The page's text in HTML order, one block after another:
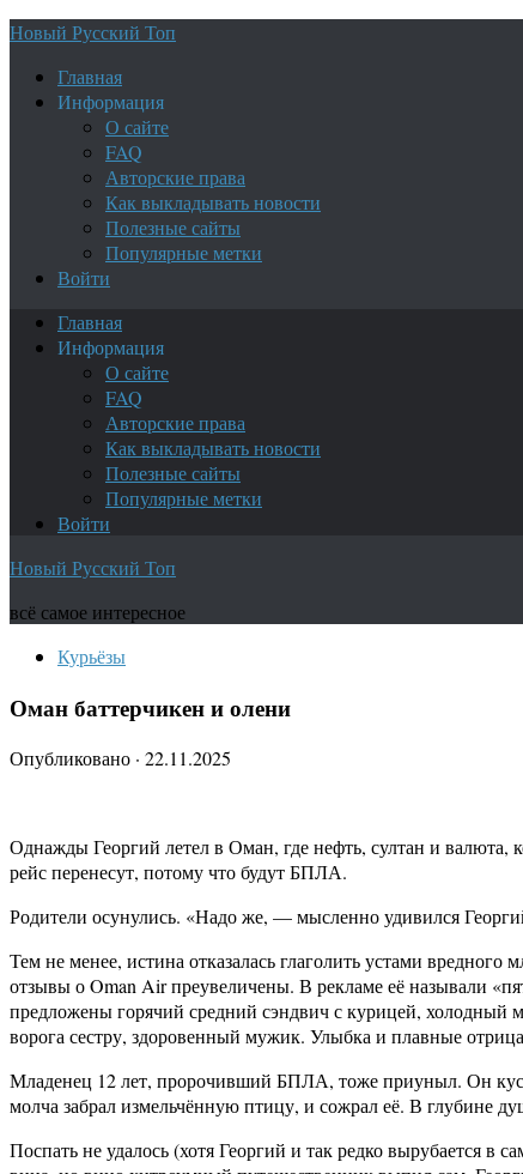
Новый Русский Топ
Главная
Информация
О сайте
FAQ
Авторские права
Как выкладывать новости
Полезные сайты
Популярные метки
Войти
Главная
Информация
О сайте
FAQ
Авторские права
Как выкладывать новости
Полезные сайты
Популярные метки
Войти
Новый Русский Топ
всё самое интересное
Курьёзы
Оман баттерчикен и олени
Опубликовано · 22.11.2025
Однажды Георгий летел в Оман, где нефть, султан и валюта,
рейс перенесут, потому что будут БПЛА.
Родители осунулись. «Надо же, — мысленно удивился
Тем не менее, истина отказалась глаголить устами
отзывы о Oman Air преувеличены. В рекламе её называли
предложены горячий средний сэндвич с курицей,
ворога сестру, здоровенный мужик. Улыбка и плавные
Младенец 12 лет, пророчивший БПЛА, тоже приуныл. Он
молча забрал измельчённую птицу, и сожрал её. В глубине
Поспать не удалось (хотя Георгий и так редко вырубается